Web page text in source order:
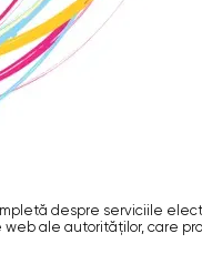
despre serviciile
ale autorităţilor, care